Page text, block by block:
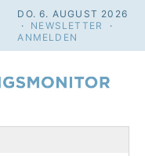
DO. 6. AUGUST 2026
· NEWSLETTER
·
ANMELDEN